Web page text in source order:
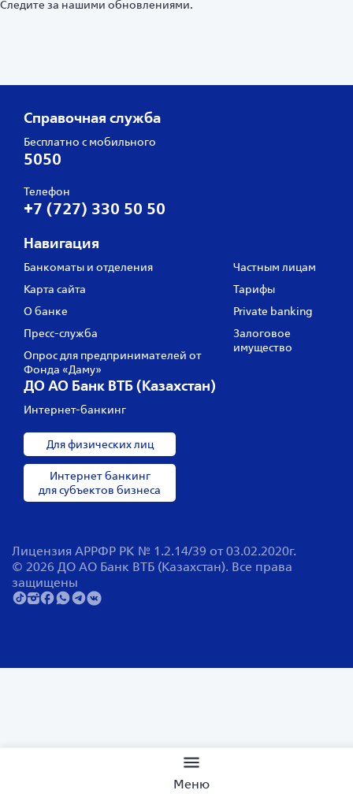
Меню
Следите за нашими обновлениями.
Справочная служба
Бесплатно с мобильного
5050
Телефон
+7 (727) 330 50 50
Навигация
Банкоматы и отделения
Карта сайта
О банке
Пресс‑служба
Опрос для предпринимателей от
Фонда «Даму»
Частным лицам
Тарифы
Private banking
Залоговое
имущество
ДО АО Банк ВТБ (Казахстан)
Интернет-банкинг
Для физических лиц
Интернет банкинг
для субъектов бизнеса
Лицензия АРРФР РК № 1.2.14/39 от 03.02.2020г.
© 2026 ДО АО Банк ВТБ (Казахстан). Все права
защищены